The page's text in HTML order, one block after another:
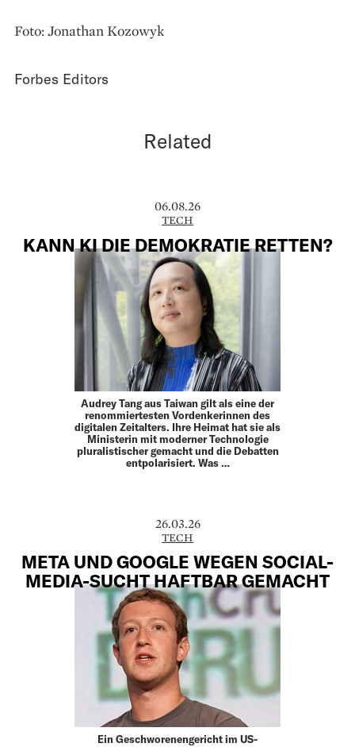
Foto: Jonathan Kozowyk
Forbes Editors
Related
06.08.26
TECH
KANN KI DIE DEMOKRATIE RETTEN?
Audrey Tang aus Taiwan gilt als eine der
renommiertesten Vordenkerinnen des
digitalen Zeitalters. Ihre Heimat hat sie als
Ministerin mit moderner Technologie
pluralistischer gemacht und die Debatten
entpolarisiert. Was …
26.03.26
TECH
META UND GOOGLE WEGEN SOCIAL-
MEDIA-SUCHT HAFTBAR GEMACHT
Ein Geschworenengericht im US-